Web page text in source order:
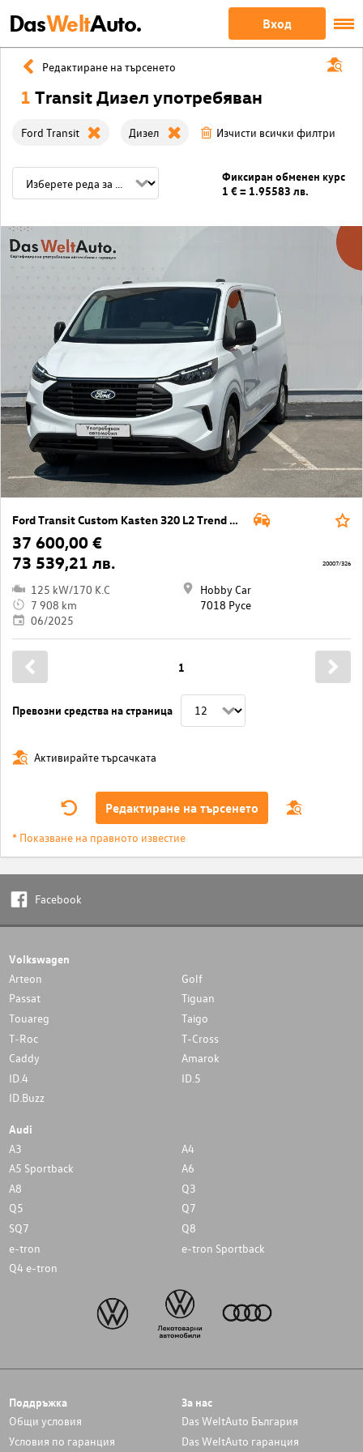
DasWeltAuto. Вход
Редактиране на търсенето
1 Transit Дизел употребяван
Ford Transit Дизел Изчисти всички филтри
Фиксиран обменен курс
1 € = 1.95583 лв.
Ford Transit Custom Kasten 320 L2 Trend AWD
37 600,00 €
73 539,21 лв.
125 kW/170 K.C
7 908 km
06/2025
Hobby Car
7018 Русе
20007/326
Превозни средства на страница
1
Активирайте търсачката
Редактиране на търсенето
* Показване на правното известие
Facebook
Volkswagen
Arteon
Golf
Passat
Tiguan
Touareg
Taigo
T-Roc
T-Cross
Caddy
Amarok
ID.4
ID.5
ID.Buzz
Audi
A3
A4
A5 Sportback
A6
A8
Q3
Q5
Q7
SQ7
Q8
e-tron
e-tron Sportback
Q4 e-tron
Поддръжка
Общи условия
Условия по гаранция
За нас
Das WeltAuto България
Das WeltAuto гаранция